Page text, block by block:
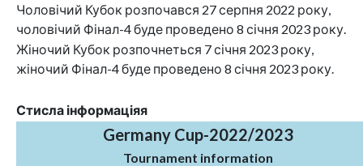
Чоловічий Кубок розпочався 27 серпня 2022 року,
чоловічий Фінал-4 буде проведено 8 січня 2023 року.
Жіночий Кубок розпочнеться 7 січня 2023 року,
жіночий Фінал-4 буде проведено 8 січня 2023 року.
Стисла інформаціяя
Germany Cup-2022/2023
Tournament information